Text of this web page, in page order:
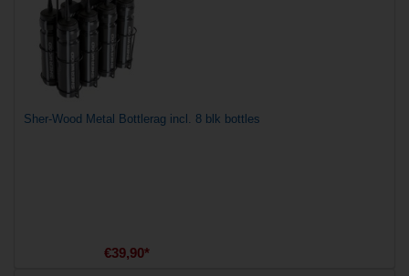
Sportbekleidung
Freizeitsport
NHL Fanartikel
% Reduziert
Sher-Wood Metal Bottlerag incl. 8 blk bottles
€39,90*